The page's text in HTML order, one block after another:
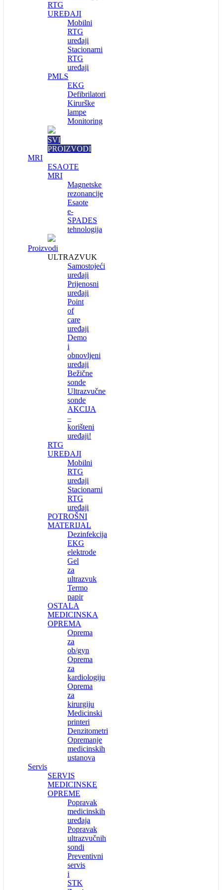
RTG
UREĐAJI
Mobilni
RTG
uređaji
Stacionarni
RTG
uređaji
PMLS
EKG
Defibrilatori
Kirurške
lampe
Monitoring
SVI
PROIZVODI
MRI
ESAOTE
MRI
Magnetske
rezonancije
Esaote
e-
SPADES
tehnologija
Proizvodi
ULTRAZVUK
Samostojeći
uređaji
Prijenosni
uređaji
Point
of
care
uređaji
Demo
i
obnovljeni
uređaji
Bežične
sonde
Ultrazvučne
sonde
AKCIJA
–
korišteni
uređaji!
RTG
UREĐAJI
Mobilni
RTG
uređaji
Stacionarni
RTG
uređaji
POTROŠNI
MATERIJAL
Dezinfekcija
EKG
elektrode
Gel
za
ultrazvuk
Termo
papir
OSTALA
MEDICINSKA
OPREMA
Oprema
za
ob/gyn
Oprema
za
kardiologiju
Oprema
za
kirurgiju
Medicinski
printeri
Denzitometri
Opremanje
medicinskih
ustanova
Servis
SERVIS
MEDICINSKE
OPREME
Popravak
medicinskih
uređaja
Popravak
ultrazvučnih
sondi
Preventivni
servis
i
STK